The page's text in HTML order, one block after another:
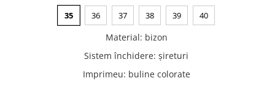
35 36 37 38 39 40
Material: bizon
Sistem închidere: șireturi
Imprimeu: buline colorate